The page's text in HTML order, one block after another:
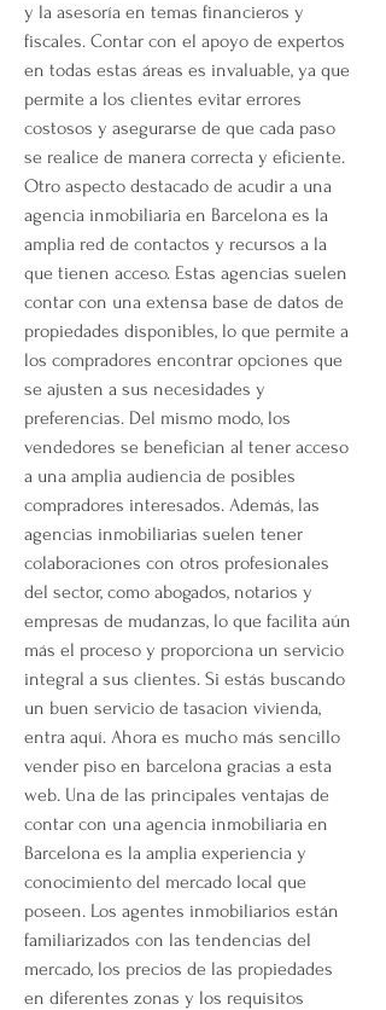
y la asesoría en temas financieros y
fiscales. Contar con el apoyo de expertos
en todas estas áreas es invaluable, ya que
permite a los clientes evitar errores
costosos y asegurarse de que cada paso
se realice de manera correcta y eficiente.
Otro aspecto destacado de acudir a una
agencia inmobiliaria en Barcelona es la
amplia red de contactos y recursos a la
que tienen acceso. Estas agencias suelen
contar con una extensa base de datos de
propiedades disponibles, lo que permite a
los compradores encontrar opciones que
se ajusten a sus necesidades y
preferencias. Del mismo modo, los
vendedores se benefician al tener acceso
a una amplia audiencia de posibles
compradores interesados. Además, las
agencias inmobiliarias suelen tener
colaboraciones con otros profesionales
del sector, como abogados, notarios y
empresas de mudanzas, lo que facilita aún
más el proceso y proporciona un servicio
integral a sus clientes. Si estás buscando
un buen servicio de tasacion vivienda,
entra aquí. Ahora es mucho más sencillo
vender piso en barcelona gracias a esta
web. Una de las principales ventajas de
contar con una agencia inmobiliaria en
Barcelona es la amplia experiencia y
conocimiento del mercado local que
poseen. Los agentes inmobiliarios están
familiarizados con las tendencias del
mercado, los precios de las propiedades
en diferentes zonas y los requisitos